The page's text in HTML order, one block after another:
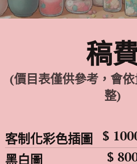
稿
(價目表僅供參考，會
整)
客制化彩色插圖 $
黑白圖
$